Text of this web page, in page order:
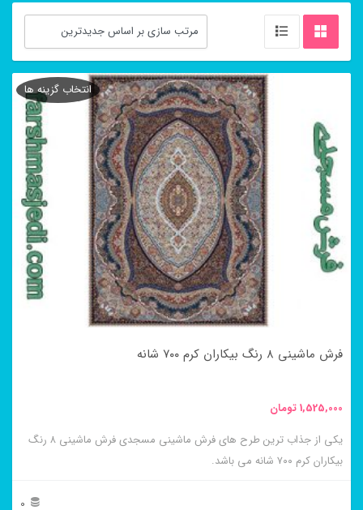
فرش ماشینی ۸ رنگ بیکاران کرم ۷۰۰ شانه
1,525,000تومان
یکی از جذاب ترین طرح های فرش ماشینی مسجدی فرش ماشینی ۸ رنگ
بیکاران کرم ۷۰۰ شانه می باشد.
0
انتخاب گزینه ها